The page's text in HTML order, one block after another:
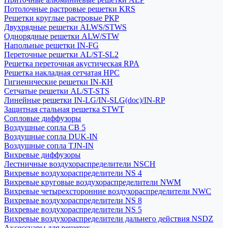
Потолочные растровые решетки KRS
Решетки круглые растровые РКР
Двухрядные решетки ALWS/STWS
Однорядные решетки ALW/STW
Напольные решетки IN-FG
Переточные решетки AL/ST-SL2
Решетка переточная акустическая RPA
Решетка накладная сетчатая НРС
Гигиенические решетки IN-КН
Сетчатые решетки AL/ST-STS
Линейные решетки IN-LG/IN-SLG(doc)/IN-RP
Защитная стальная решетка STWT
Сопловые диффузоры
Воздушные сопла СВ 5
Воздушные сопла DUK-IN
Воздушные сопла TJN-IN
Вихревые диффузоры
Лестничные воздухораспределители NSCH
Вихревые воздухораспределители NS 4
Вихревые круговые воздухораспределители NWM
Вихревые четырехсторонние воздухораспределители NWC
Вихревые воздухораспределители NS 8
Вихревые воздухораспределители NS 5
Вихревые воздухораспределители дальнего действия NSDZ